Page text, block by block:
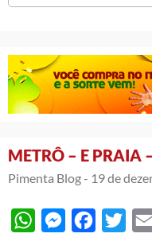
METRÔ – E PRAIA
Pimenta Blog - 19 de
WhatsAppMessengerFacebook